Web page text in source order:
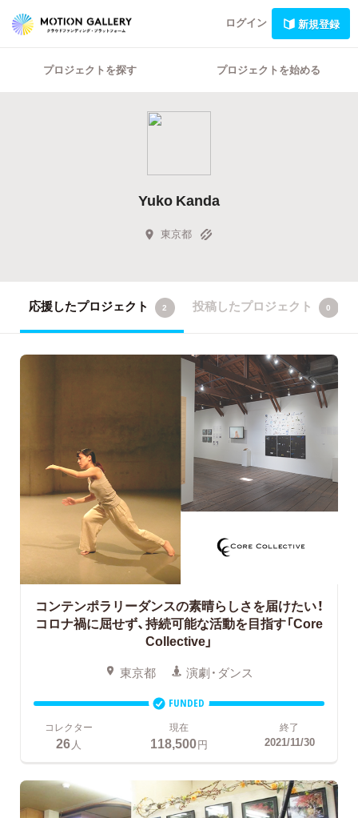
ログイン 新規登録
プロジェクトを探す プロジェクトを始める
Yuko Kanda
東京都
応援したプロジェクト 2 投稿したプロジェクト 0
コンテンポラリーダンスの素晴らしさを届けたい！
コロナ禍に屈せず、持続可能な活動を目指す「Core
Collective」
東京都 演劇・ダンス
FUNDED
コレクター
26 人
現在
118,500円
終了
2021/11/30